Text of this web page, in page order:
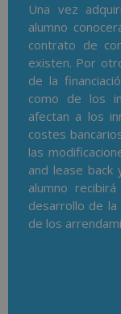
Una vez
alumno
contrato de
existen. Por
de la
como de los
afectan a los
costes
las
and lease back
alumno
desarrollo de la
de los